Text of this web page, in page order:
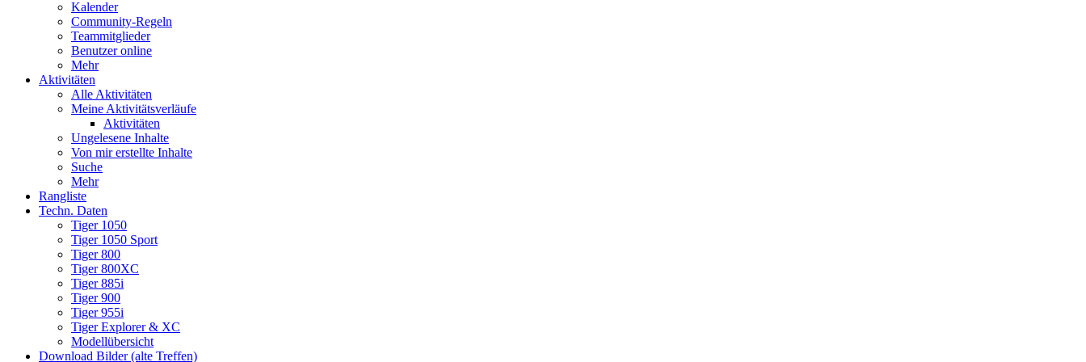
Kalender
Community-Regeln
Teammitglieder
Benutzer online
Mehr
Aktivitäten
Alle Aktivitäten
Meine Aktivitätsverläufe
Aktivitäten
Ungelesene Inhalte
Von mir erstellte Inhalte
Suche
Mehr
Rangliste
Techn. Daten
Tiger 1050
Tiger 1050 Sport
Tiger 800
Tiger 800XC
Tiger 885i
Tiger 900
Tiger 955i
Tiger Explorer & XC
Modellübersicht
Download Bilder (alte Treffen)